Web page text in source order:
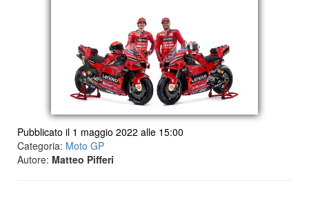
Pubblicato il 1 maggio 2022 alle 15:00
Categoria: Moto GP
Autore: Matteo Pifferi